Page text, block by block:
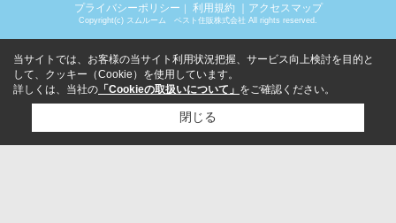
プライバシーポリシー 利用規約 ｜アクセスマップ
Copyright(c) スムルーム ベスト住販株式会社 All rights reserved.
当サイトでは、お客様の当サイト利用状況把握、サービス向上検討を目的と
して、クッキー（Cookie）を使用しています。
詳しくは、当社の 「Cookieの取扱いについて」 をご確認ください。
閉じる